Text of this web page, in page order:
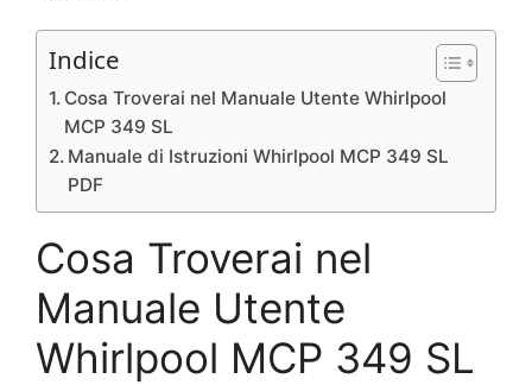
Indice
Cosa Troverai nel Manuale Utente Whirlpool
MCP 349 SL
Manuale di Istruzioni Whirlpool MCP 349 SL
PDF
Cosa Troverai nel
Manuale Utente
Whirlpool MCP 349 SL